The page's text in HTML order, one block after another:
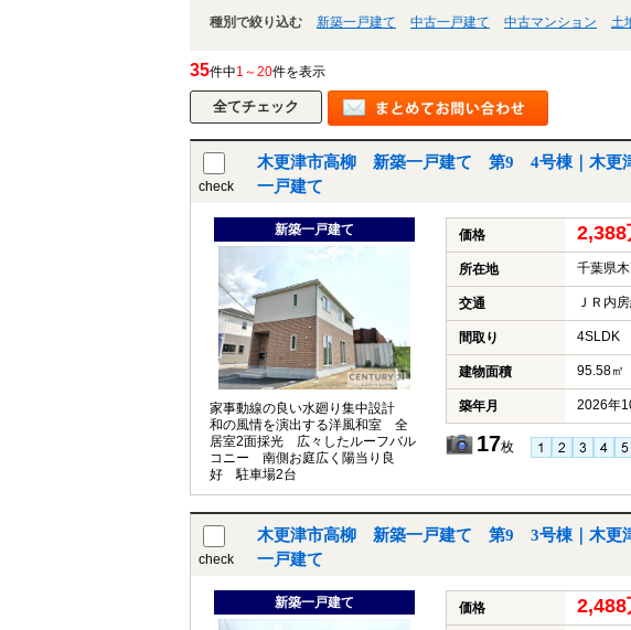
種別で絞り込む 新築一戸建て 中古一戸建て 中古マンション 土
35件中1～20件を表示
check
木更津市高柳 新築一戸建て 第9 4号棟｜木更
一戸建て
新築一戸建て
家事動線の良い水廻り集中設計
和の風情を演出する洋風和室 全
居室2面採光 広々したルーフバル
コニー 南側お庭広く陽当り良
好 駐車場2台
価格 2,388
所在地 千葉県
交通 ＪＲ内
間取り 4SLDK
建物面積 95.58㎡
築年月 2026年
17枚
check
木更津市高柳 新築一戸建て 第9 3号棟｜木更
一戸建て
新築一戸建て 価格 2,488